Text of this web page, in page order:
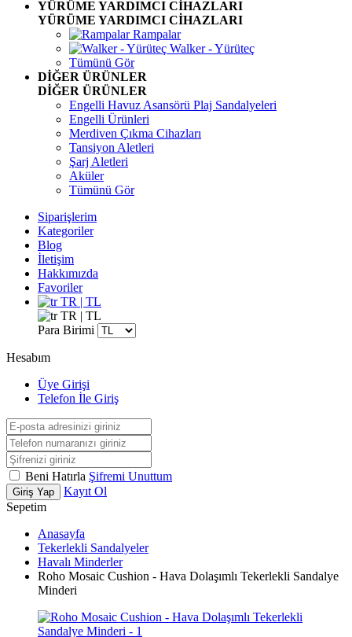
YÜRÜME YARDIMCI CİHAZLARI
YÜRÜME YARDIMCI CİHAZLARI
Rampalar
Walker - Yürüteç
Tümünü Gör
DİĞER ÜRÜNLER
DİĞER ÜRÜNLER
Engelli Havuz Asansörü Plaj Sandalyeleri
Engelli Ürünleri
Merdiven Çıkma Cihazları
Tansiyon Aletleri
Şarj Aletleri
Aküler
Tümünü Gör
Siparişlerim
Kategoriler
Blog
İletişim
Hakkımızda
Favoriler
TR | TL
TR | TL
Para Birimi
Hesabım
Üye Girişi
Telefon İle Giriş
Beni Hatırla Şifremi Unuttum
Giriş Yap
Kayıt Ol
Sepetim
Anasayfa
Tekerlekli Sandalyeler
Havalı Minderler
Roho Mosaic Cushion - Hava Dolaşımlı Tekerlekli Sandalye
Minderi